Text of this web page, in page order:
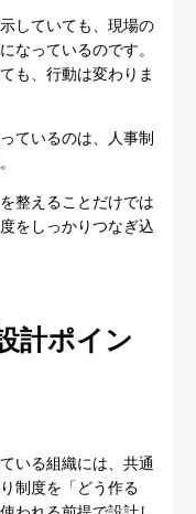
していても、現場の
なっているのです。
も、行動は変わりま
ているのは、人事制
整えることだけでは
をしっかりつなぎ込
計ポイン
いる組織には、共通
制度を「どう作る